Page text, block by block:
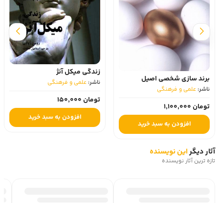
برند سازی شخصی اصیل
ناشر: علمی و فرهنگی
تومان 1,100,000
افزودن به سبد خرید
زندگی میکل آنژ
ناشر: علمی و فرهنگی
تومان 150,000
افزودن به سبد خرید
آثار دیگراین نویسنده
تازه ترین آثار نویسنده